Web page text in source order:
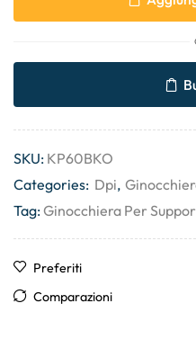
SKU: KP60BKO
Categories: Dpi,
Tag:Ginocchiera Per
Preferiti
Comparazioni